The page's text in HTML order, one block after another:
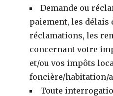
Demande ou
paiement, les délais
réclamations, les
concernant votre
et/ou vos impôts
foncière/habitation/
Toute